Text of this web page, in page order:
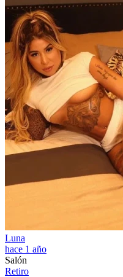
Luna
hace 1 año
Salón
Retiro